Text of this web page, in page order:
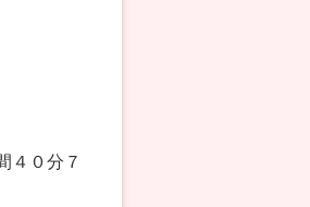
４０分７